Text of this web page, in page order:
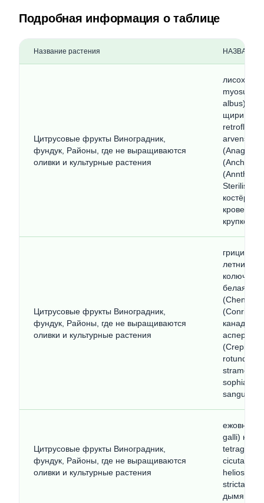
Подробная информация о таблице
Название растения НАЗВАНИЕ
Цитрусовые фрукты Виноградник,
фундук, Районы, где не выращиваются
оливки и культурные растения
albus)
щирица
arvensis)
(Anagallis
(Anchusa
Sterilis)
костёр
Цитрусовые фрукты Виноградник,
фундук, Районы, где не выращиваются
оливки и культурные растения
грицики
летний
белая
(Conringia
аспера
(Crepis
rotundus)
sophia)
Цитрусовые фрукты Виноградник,
фундук, Районы, где не выращиваются
оливки и культурные растения
ежовник
galli)
stricta)
дымянка